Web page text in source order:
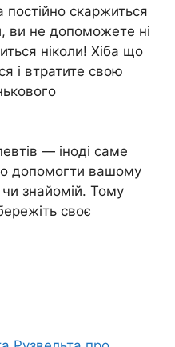
постійно скаржиться
ви не допоможете ні
ніколи! Хіба що
і втратите свою
— іноді саме
допомогти вашому
знайомій. Тому
своє